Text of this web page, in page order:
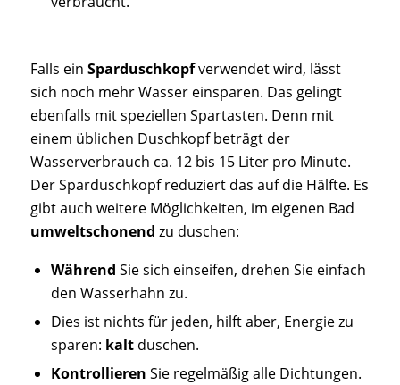
Falls ein Sparduschkopfverwendet wird, lässt
sich noch mehr Wasser einsparen. Das gelingt
ebenfalls mit speziellen Spartasten. Denn mit
einem üblichen Duschkopf beträgt der
Wasserverbrauch ca. 12 bis 15 Liter pro Minute.
Der Sparduschkopf reduziert das auf die Hälfte. Es
gibt auch weitere Möglichkeiten, im eigenen Bad
umweltschonend zu duschen:
Während Sie sich einseifen, drehen Sie einfach
den Wasserhahn zu.
Dies ist nichts für jeden, hilft aber, Energie zu
sparen: kaltduschen.
Kontrollieren Sie regelmäßig alle Dichtungen.